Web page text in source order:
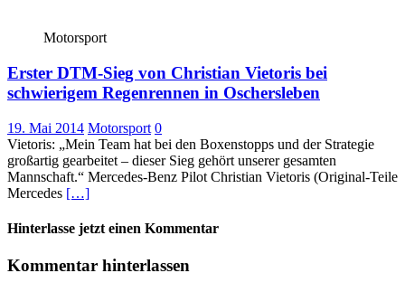
Motorsport
Erster DTM-Sieg von Christian Vietoris bei
schwierigem Regenrennen in Oschersleben
19. Mai 2014 Motorsport 0
Vietoris: „Mein Team hat bei den Boxenstopps und der Strategie
großartig gearbeitet – dieser Sieg gehört unserer gesamten
Mannschaft.“ Mercedes-Benz Pilot Christian Vietoris (Original-Teile
Mercedes […]
Hinterlasse jetzt einen Kommentar
Kommentar hinterlassen